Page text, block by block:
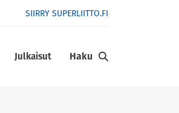
SIIRRY SUPERLIITTO.FI
Julkaisut Haku